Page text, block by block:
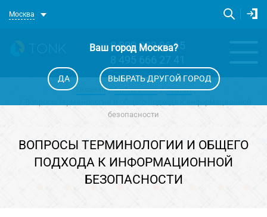
Москва
8 800 333 86 65
8 495 666 27 41
Ваш город Москва?
ДА ВЫБРАТЬ ДРУГОЙ ГОРОД
Главная Библиотека
Статьи
безопасности
ВОПРОСЫ ТЕРМИНОЛОГИИ И ОБЩЕГО
ПОДХОДА К ИНФОРМАЦИОННОЙ
БЕЗОПАСНОСТИ